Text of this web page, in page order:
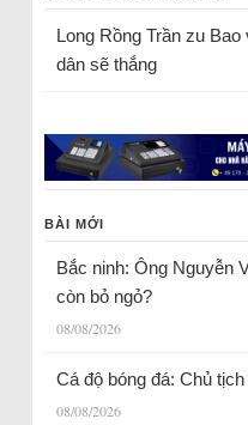
Long Rồng Trầnzu Bao
dân sẽ thắng
BÀI MỚI
Bắc ninh: Ông Nguyễn
còn bỏ ngỏ?
08/08/2026
Cá độ bóng đá: Chủ
08/08/2026